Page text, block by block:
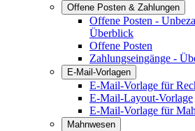
Offene Posten & Zahlungen
Offene Posten -
Überblick
Offene Posten
Zahlungseingänge -
E-Mail-Vorlagen
E-Mail-Vorlage für
E-Mail-Layout-Vorlage
E-Mail-Vorlage für
Mahnwesen